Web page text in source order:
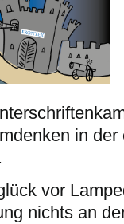
in
vor
nichts an